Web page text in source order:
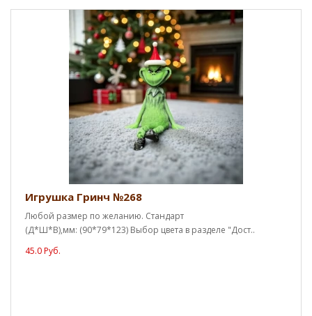
Игрушка Гринч №268
Любой размер по желанию. Стандарт
(Д*Ш*В),мм: (90*79*123) Выбор цвета в разделе "Дост..
45.0 Руб.